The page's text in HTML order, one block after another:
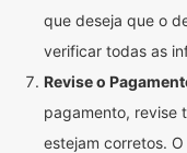
que deseja que o
verificar todas as
Revise o
pagamento, revise
estejam corretos.